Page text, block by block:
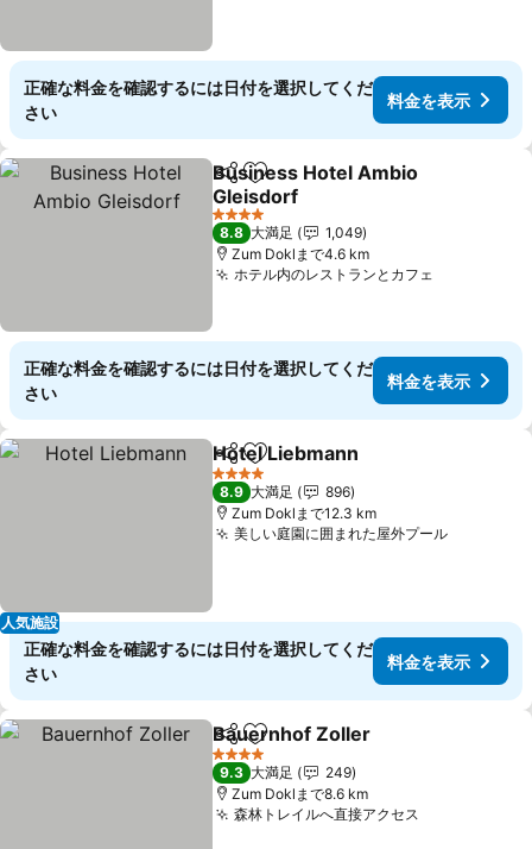
正確な料金を確認するには日付を選択してくだ
さい
料金を表示
シェアお気に入りに追加
Business Hotel Ambio
Gleisdorf
料金を表示
4 ホテルのランク
8.8 大満足
1,049
Zum Doklまで4.6 km
ホテル内のレストランとカフェ
正確な料金を確認するには日付を選択してくだ
さい
料金を表示
人気施設
シェアお気に入りに追加
Hotel Liebmann
4 ホテルのランク
8.9 大満足
896
Zum Doklまで12.3 km
美しい庭園に囲まれた屋外プール料金を表
正確な料金を確認するには日付を選択してくだ
さい
料金を表示
シェアお気に入りに追加
Bauernhof Zoller
4 ホテルのランク
9.3 大満足
249
Zum Doklまで8.6 km
森林トレイルへ直接アクセス